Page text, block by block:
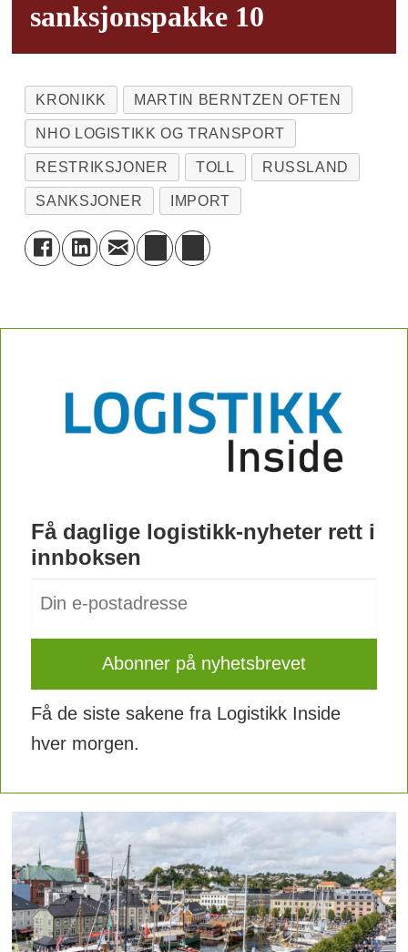
sanksjonspakke 10
KRONIKK MARTIN BERNTZEN OFTEN
NHO LOGISTIKK OG TRANSPORT
RESTRIKSJONER TOLL RUSSLAND
SANKSJONER IMPORT
Få daglige logistikk-nyheter rett i
innboksen
Få de siste sakene fra Logistikk Inside
hver morgen.